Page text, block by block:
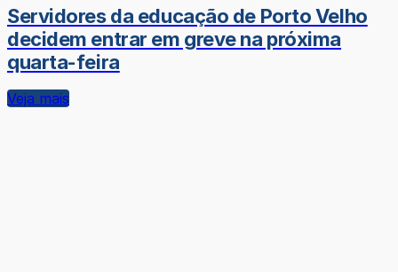
Servidores da educação de Porto Velho
decidem entrar em greve na próxima
quarta-feira
Veja mais